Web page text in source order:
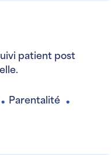
patient post
● Parentalité ●